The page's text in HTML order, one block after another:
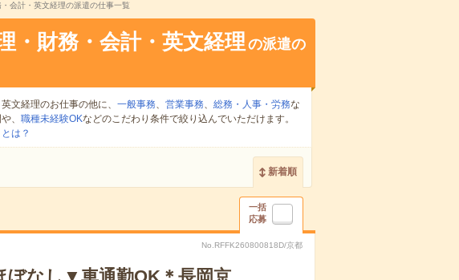
会計・英文経理の派遣の仕事一覧
・財務・会計・英文経理 の派遣の
文経理のお仕事の他に、 一般事務、 営業事務、 総務・人事・労務な
、 職種未経験OKなどのこだわり条件で絞り込んでいただけます。
は？
新着順
一括
応募
No.RFFK260800818D/京都